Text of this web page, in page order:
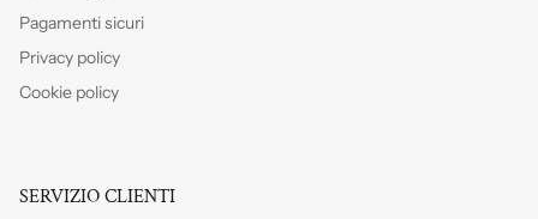
Pagamenti sicuri
Privacy policy
Cookie policy
SERVIZIO CLIENTI